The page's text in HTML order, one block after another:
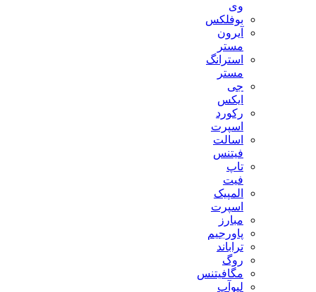
بوفلکس
آیرون
استرانگ
جی
رکورد
اسپرت
اسالت
فیتنس
تاپ
المپیک
اسپرت
مبارز
پاورجیم
تراباند
روگ
مگافیتنس
لیوآپ